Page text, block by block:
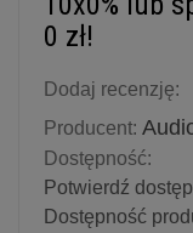
0 zł!
Dodaj recenzję:
Producent:
Dostępność:
Potwierdź
Dostępność